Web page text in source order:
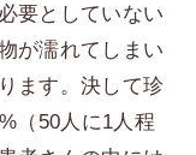
要としていない
が濡れてしまい
ます。決して珍
（50人に1人程